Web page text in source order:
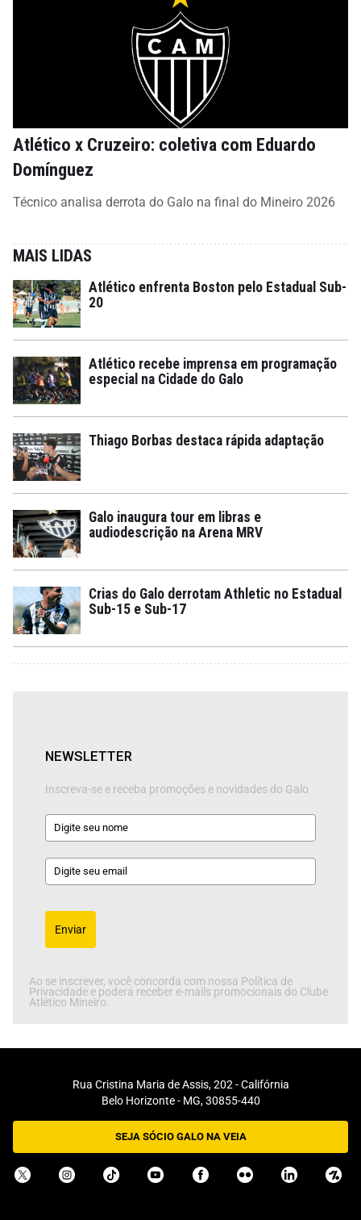
Atlético x Cruzeiro: coletiva com Eduardo
Domínguez
Técnico analisa derrota do Galo na final do Mineiro 2026
MAIS LIDAS
Atlético enfrenta Boston pelo Estadual Sub-
20
Atlético recebe imprensa em programação
especial na Cidade do Galo
Thiago Borbas destaca rápida adaptação
Galo inaugura tour em libras e
audiodescrição na Arena MRV
Crias do Galo derrotam Athletic no Estadual
Sub-15 e Sub-17
NEWSLETTER
Inscreva-se e receba promoções e novidades do Galo
Enviar
Ao se inscrever, você concorda com nossa Política de
Privacidade e poderá receber e-mails promocionais do Clube
Atlético Mineiro.
Rua Cristina Maria de Assis, 202 - Califórnia
Belo Horizonte - MG, 30855-440
SEJA SÓCIO GALO NA VEIA